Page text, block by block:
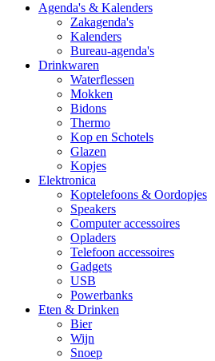
Agenda's & Kalenders
Zakagenda's
Kalenders
Bureau-agenda's
Drinkwaren
Waterflessen
Mokken
Bidons
Thermo
Kop en Schotels
Glazen
Kopjes
Elektronica
Koptelefoons & Oordopjes
Speakers
Computer accessoires
Opladers
Telefoon accessoires
Gadgets
USB
Powerbanks
Eten & Drinken
Bier
Wijn
Snoep